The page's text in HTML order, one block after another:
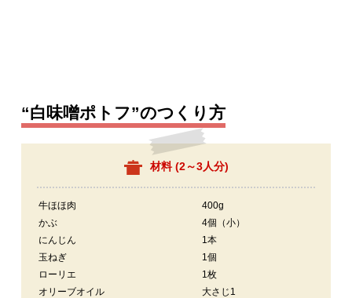
“白味噌ポトフ”のつくり方
材料 (2～3人分)
牛ほほ肉
400g
かぶ
4個（小）
にんじん
1本
玉ねぎ
1個
ローリエ
1枚
オリーブオイル
大さじ1